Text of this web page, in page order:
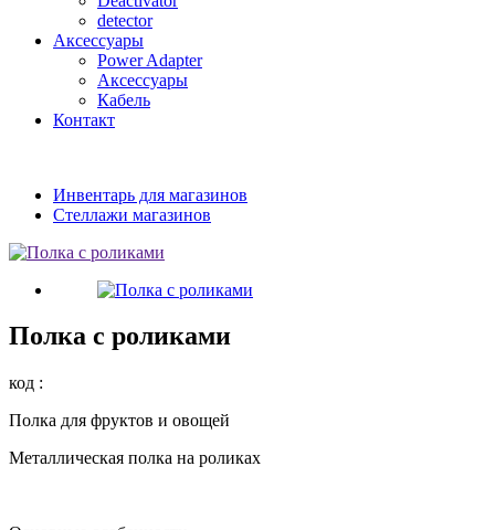
detector
Аксессуары
Power Adapter
Аксессуары
Кабель
Контакт
Инвентарь для магазинов
Стеллажи магазинов
Полка с роликами
код :
Полка для фруктов и овощей
Металлическая полка на роликах